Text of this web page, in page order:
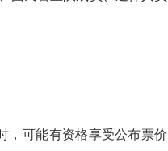
，​​可能有资格享受公布票价